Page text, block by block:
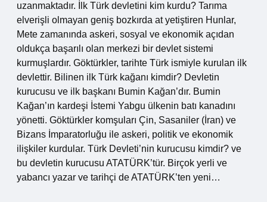
uzanmaktadır. İlk Türk devletini kim kurdu? Tarıma
elverişli olmayan geniş bozkırda at yetiştiren Hunlar,
Mete zamanında askeri, sosyal ve ekonomik açıdan
oldukça başarılı olan merkezi bir devlet sistemi
kurmuşlardır. Göktürkler, tarihte Türk ismiyle kurulan ilk
devlettir. Bilinen ilk Türk kağanı kimdir? Devletin
kurucusu ve ilk başkanı Bumin Kağan’dır. Bumin
Kağan’ın kardeşi İstemi Yabgu ülkenin batı kanadını
yönetti. Göktürkler komşuları Çin, Sasaniler (İran) ve
Bizans İmparatorluğu ile askeri, politik ve ekonomik
ilişkiler kurdular. Türk Devleti’nin kurucusu kimdir? ve
bu devletin kurucusu ATATÜRK’tür. Birçok yerli ve
yabancı yazar ve tarihçi de ATATÜRK’ten yeni…